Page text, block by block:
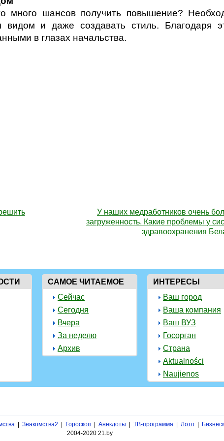
много шансов получить повышение?
и даже создавать стиль. Благодаря
в глазах начальства.
У наших медработников очень
загруженность. Какие проблемы у
здравоохранения
САМОЕ ЧИТАЕМОЕ
Сейчас
Сегодня
Вчера
За неделю
Архив
ИНТЕРЕСЫ
Ваш город
Ваша компания
Ваш ВУЗ
Госорган
Страна
Aktualności
Naujienos
Знакомства2 Гороскоп Анекдоты ТВ-программа Лото
2004-2020 21.by